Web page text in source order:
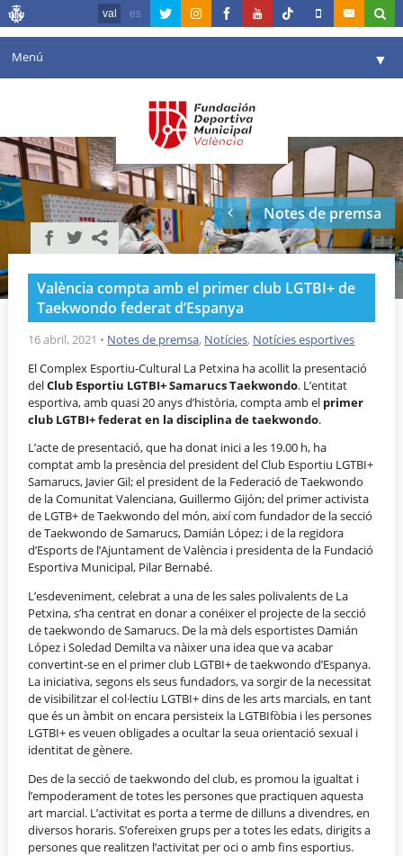
val es
Menú ▼
Agenda
Instal·lacions ▼
Comunicació ▼
València en esport
Portal de Transparència
Reserves
Notes de premsa
València compta amb el primer club LGTBI+ de
Taekwondo federat d’Espanya
16 abril, 2021 • Notes de premsa, Notícies, Notícies esportives
El Complex Esportiu-Cultural La Petxina ha acollit la presentació
delClub Esportiu LGTBI+ Samarucs Taekwondo. L’entitat
esportiva, amb quasi 20 anys d’història, compta amb el primer
club LGTBI+ federat en la disciplina de taekwondo.
L’acte de presentació, que ha donat inici a les 19.00 h, ha
comptat amb la presència del president del Club Esportiu LGTBI+
Samarucs, Javier Gil; el president de la Federació de Taekwondo
de la Comunitat Valenciana, Guillermo Gijón; del primer activista
de LGTB+ de Taekwondo del món, així com fundador de la secció
de Taekwondo de Samarucs, Damián López; i de la regidora
d’Esports de l’Ajuntament de València i presidenta de la Fundació
Esportiva Municipal, Pilar Bernabé.
L’esdeveniment, celebrat a una de les sales polivalents de La
Petxina, s’ha centrat en donar a conéixer el projecte de la secció
de taekwondo de Samarucs. De la mà dels esportistes Damián
López i Soledad Demilta va nàixer una idea que va acabar
convertint-se en el primer club LGTBI+ de taekwondo d’Espanya.
La iniciativa, segons els seus fundadors, va sorgir de la necessitat
de visibilitzar el col·lectiu LGTBI+ dins de les arts marcials, en tant
que és un àmbit on encara persisteix la LGTBIfòbia i les persones
LGTBI+ es veuen obligades a ocultar la seua orientació sexual i
identitat de gènere.
Des de la secció de taekwondo del club, es promou la igualtat i
l’empoderament de totes les persones que practiquen aquesta
art marcial. L’activitat es porta a terme de dilluns a divendres, en
diversos horaris. S’ofereixen grups per a totes les edats, dirigits a
persones que realitzen l’activitat per oci o amb fins esportius.